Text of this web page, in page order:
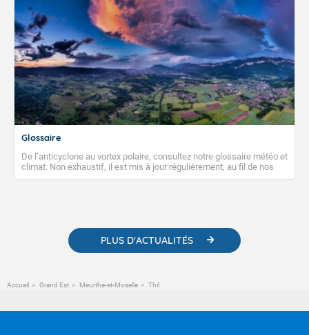
Glossaire
De l’anticyclone au vortex polaire, consultez notre glossaire météo et
climat. Non exhaustif, il est mis à jour régulièrement, au fil de nos
publications. Vous y trouverez également des liens utiles vers nos
PLUS D'ACTUALITÉS
Accueil Grand Est Meurthe-et-Moselle Thil